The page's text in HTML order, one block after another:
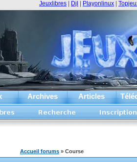
Archives Articles
Jeuxlibres Djl Playonlinux
Accueil forums » Course